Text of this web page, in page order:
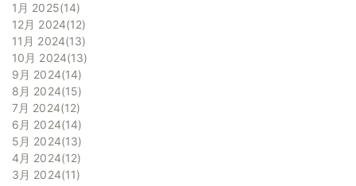
1月 2025 14
12月 2024 12
11月 2024 13
10月 2024 13
9月 2024 14
8月 2024 15
7月 2024 12
6月 2024 14
5月 2024 13
4月 2024 12
3月 2024 11